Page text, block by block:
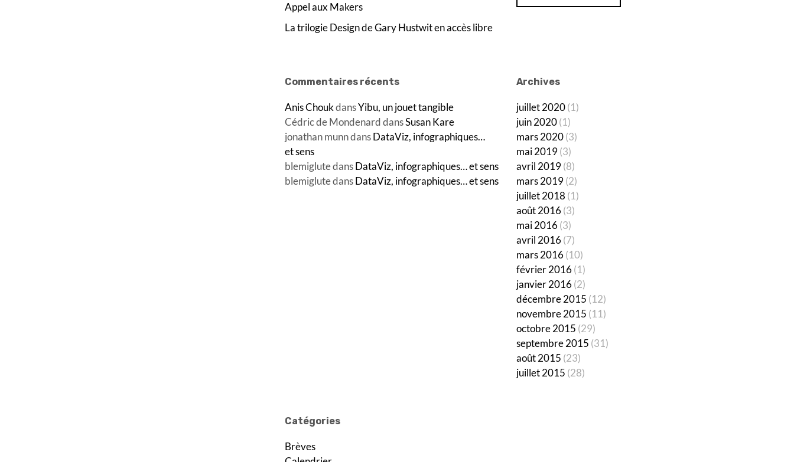
Appel aux Makers
La trilogie Design de Gary Hustwit en accès libre
Commentaires récents
Anis ChoukdansYibu, un jouet tangible
Cédric de MondenarddansSusan Kare
jonathan munndansDataViz, infographiques…
et sens
blemiglutedansDataViz, infographiques… et sens
blemiglutedansDataViz, infographiques… et sens
Archives
juillet 2020(1)
juin 2020(1)
mars 2020(3)
mai 2019(3)
avril 2019(8)
mars 2019(2)
juillet 2018 (1)
août 2016(3)
mai 2016(3)
avril 2016(7)
mars 2016(10)
février 2016(1)
janvier 2016(2)
décembre 2015 (12)
novembre 2015 (11)
octobre 2015 (29)
septembre 2015 (31)
août 2015 (23)
juillet 2015 (28)
Catégories
Brèves